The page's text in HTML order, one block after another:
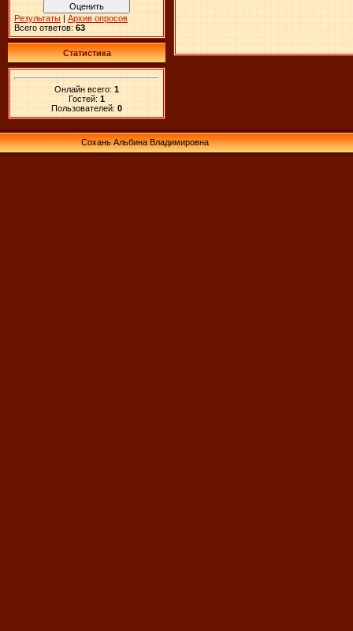
Результаты | Архив опросов
Всего ответов: 63
Статистика
Онлайн всего: 1
Гостей: 1
Пользователей: 0
Сохань Альбина Владимировна